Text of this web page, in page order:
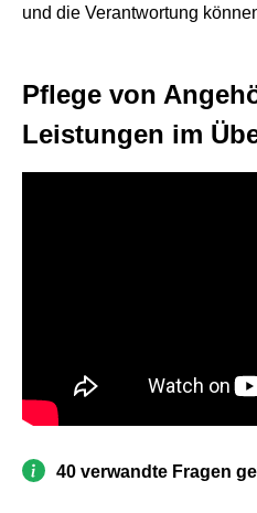
und die Verantwortung
Pflege von
Leistungen im
40 verwandte Fragen